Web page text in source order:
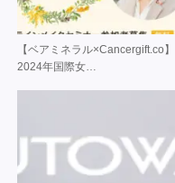
【ベアミネラル×Cancergift.co】
2024年国際女…